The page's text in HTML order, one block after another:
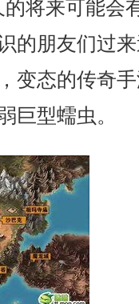
将来可能会
的朋友们过
变态的传奇
巨型蠕虫。